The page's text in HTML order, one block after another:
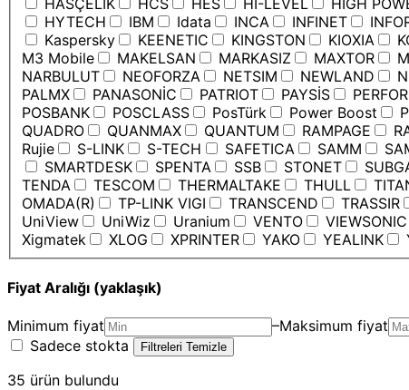
HASÇELİK
HCS HES HI-LEVEL HIGH
HYTECH
IBM Idata INCA INFINET
Kaspersky
KEENETIC KINGSTON KIOXIA
M3 Mobile
MAKELSAN MARKASIZ MAXTOR
NARBULUT
NEOFORZA NETSIM NEWLAND
PALMX
PANASONİC PATRIOT PAYSİS
POSBANK
POSCLASS PosTürk Power Boost
QUADRO
QUANMAX QUANTUM RAMPAGE
Rujie
S-LINK S-TECH SAFETICA SAMM
SMARTDESK
SPENTA SSB STONET
TENDA
TESCOM THERMALTAKE THULL
OMADA(R)
TP-LINK VIGI TRANSCEND TRASSIR
UniView
UniWiz Uranium VENTO VIEWSONIC
Xigmatek
XLOG XPRINTER YAKO YEALINK
Fiyat Aralığı (yaklaşık)
Minimum fiyat –Maksimum fiyat
Sadece stokta
Filtreleri Temizle
35 ürün bulundu